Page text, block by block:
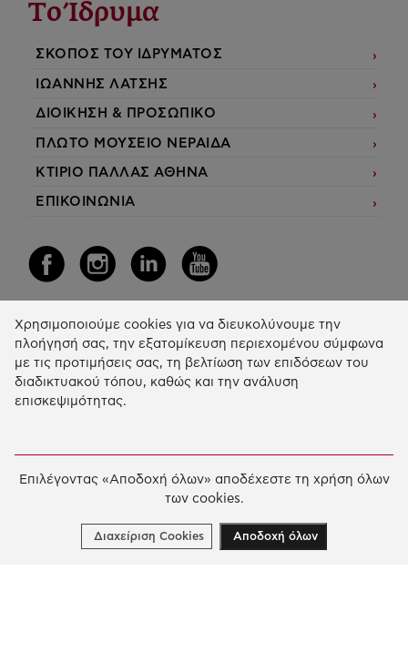
Το Ίδρυμα
ΣΚΟΠΟΣ ΤΟΥ ΙΔΡΥΜΑΤΟΣ
ΙΩΑΝΝΗΣ ΛΑΤΣΗΣ
ΔΙΟΙΚΗΣΗ & ΠΡΟΣΩΠΙΚΟ
ΠΛΩΤΟ ΜΟΥΣΕΙΟ ΝΕΡΑΙΔΑ
ΚΤΙΡΙΟ ΠΑΛΛΑΣ ΑΘΗΝΑ
ΕΠΙΚΟΙΝΩΝΙΑ
Η Δράση μας
ΕΚΠΑIΔΕΥΣΗ & ΑΝΑΠΤΥΞΗ ΔΕΞΙΟΤΗΤΩΝ
ΚΑΙΝΟΤΟΜΙΑ & ΒΙΩΣΙΜΗ ΑΝΑΠΤΥΞΗ
ΧΡΗΜΑΤΟΔΟΤΗΣΕΙΣ
Χρησιμοποιούμε cookies για να διευκολύνουμε την
πλοήγησή σας, την εξατομίκευση περιεχομένου σύμφωνα
με τις προτιμήσεις σας, τη βελτίωση των επιδόσεων του
διαδικτυακού τόπου, καθώς και την ανάλυση
επισκεψιμότητας.
Επιλέγοντας «Αποδοχή όλων» αποδέχεστε τη χρήση όλων
των cookies.
Διαχείριση Cookies Αποδοχή όλων